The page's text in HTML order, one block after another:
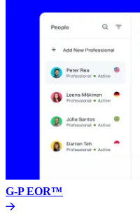
G-P EOR™​​